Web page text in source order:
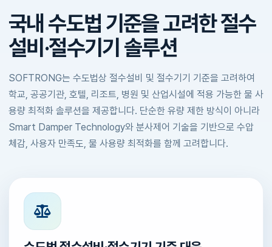
국내 수도법 기준을 고려한 절수
설비·절수기기 솔루션
SOFTRONG는 수도법상 절수설비 및 절수기기 기준을 고려하여
학교, 공공기관, 호텔, 리조트, 병원 및 산업시설에 적용 가능한 물 사
용량 최적화 솔루션을 제공합니다. 단순한 유량 제한 방식이 아니라
Smart Damper Technology와 분사제어 기술을 기반으로 수압
체감, 사용자 만족도, 물 사용량 최적화를 함께 고려합니다.